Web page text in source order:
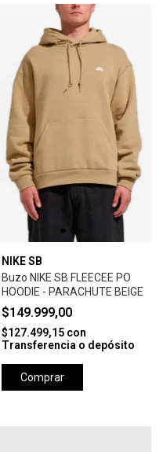
NIKE SB
Buzo NIKE SB FLEECEE PO
HOODIE - PARACHUTE BEIGE
$149.999,00
$127.499,15 con
Transferencia o depósito
Comprar